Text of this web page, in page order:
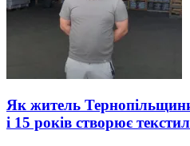
Як житель
і 15 років створює